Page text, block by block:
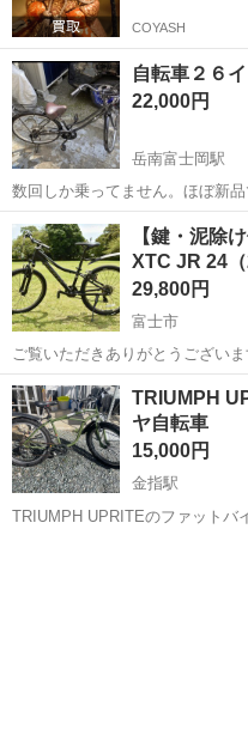
COYASH
自転車２６
22,000円
岳南富士岡駅
数回しか乗ってません。ほぼ新
ん❗️ 怪我したのでもう乗ることはないです。 定価
りに来て下さい。 現物確認して
でも構いません
静岡 富士市 岳南富士岡
【鍵・泥除
XTC JR 24
29,800円
富士市
ご覧いただきありがとうございます。 人気ブランド「GIANT
ンチ本格キッズマウンテンバイク「XTC
静岡 富士市 マウンテン
TRIUMPH
ヤ自転車
15,000円
金指駅
TRIUMPH UPRITEのファットバ